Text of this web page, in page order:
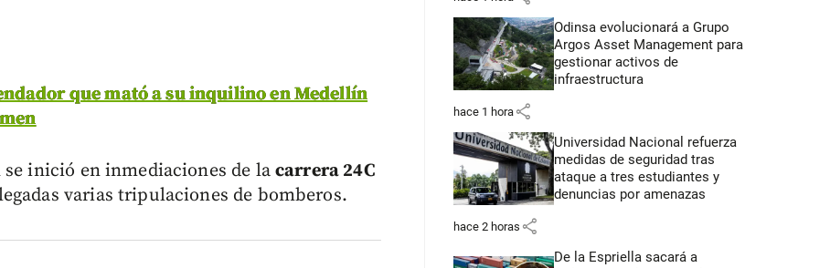
que mató a su inquilino en Medellín
inició en inmediaciones de la carrera 24C
varias tripulaciones de bomberos.
Odinsa evolucionará a Grupo
Argos Asset Management para
gestionar activos de
infraestructura
hace 1 hora share
Universidad Nacional refuerza
medidas de seguridad tras
ataque a tres estudiantes y
denuncias por amenazas
hace 2 horas share
De la Espriella sacará a